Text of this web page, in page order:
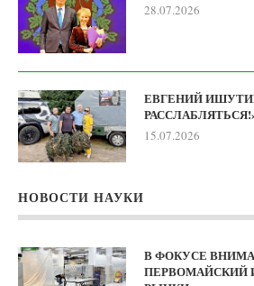
28.07.2026
ЕВГЕНИЙ
15.07.2026
НОВОСТИ НАУКИ
В ФОКУСЕ
ПЕРВОМАЙСКИЙ